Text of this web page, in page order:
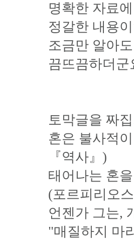
명확한 자료
정갈한 내용
조금만 알아
끔뜨끔하더군
토막글을 짜
혼은 불사적
『역사』)
태어나는 혼
(포르피리오
언젠가 그는,
"매질하지 마